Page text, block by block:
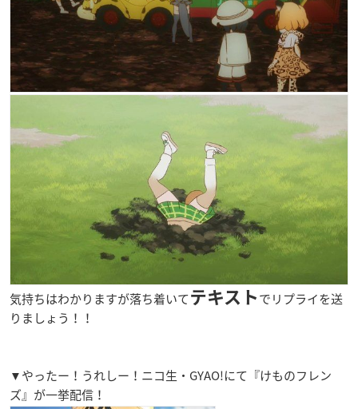
気持ちはわかりますが落ち着いてテキストでリプライを送
りましょう！！
▼やったー！うれしー！ニコ生・GYAO!にて『けものフレン
ズ』が一挙配信！